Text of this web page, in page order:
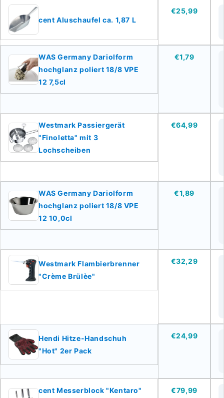
cent Aluschaufel ca. 1,87 L
€25,99
WAS Germany Dariolform
hochglanz poliert 18/8 VPE
12 7,5cl
€1,79
Westmark Passiergerät
"Finoletta" mit 3
Lochscheiben
€64,99
WAS Germany Dariolform
hochglanz poliert 18/8 VPE
12 10,0cl
€1,89
Westmark Flambierbrenner
"Crème Brülèe"
€32,29
Hendi Hitze-Handschuh
"Hot" 2er Pack
€24,99
cent Messerblock "Kentaro"
€79,99